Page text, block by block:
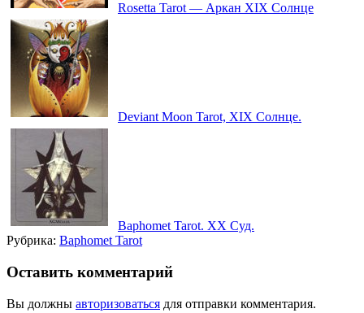
Rosetta Tarot — Аркан XIX Солнце
Deviant Moon Tarot, XIX Солнце.
Baphomet Tarot. ХХ Суд.
Рубрика: Baphomet Tarot
Оставить комментарий
Вы должны авторизоваться для отправки комментария.